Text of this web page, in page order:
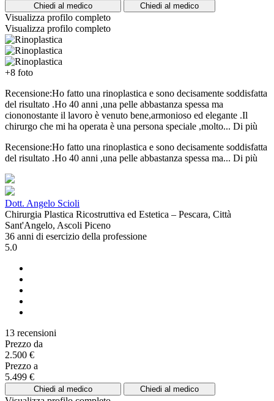
Chiedi al medico Chiedi al medico
Visualizza profilo completo
Visualizza profilo completo
+8 foto
Recensione:Ho fatto una rinoplastica e sono decisamente soddisfatta
del risultato .Ho 40 anni ,una pelle abbastanza spessa ma
ciononostante il lavoro è venuto bene,armonioso ed elegante .Il
chirurgo che mi ha operata è una persona speciale ,molto... Di più
Recensione:Ho fatto una rinoplastica e sono decisamente soddisfatta
del risultato .Ho 40 anni ,una pelle abbastanza spessa ma... Di più
Dott. Angelo Scioli
Chirurgia Plastica Ricostruttiva ed Estetica – Pescara, Città
Sant'Angelo, Ascoli Piceno
36 anni di esercizio della professione
5.0
13 recensioni
Prezzo da
2.500 €
Prezzo a
5.499 €
Chiedi al medico Chiedi al medico